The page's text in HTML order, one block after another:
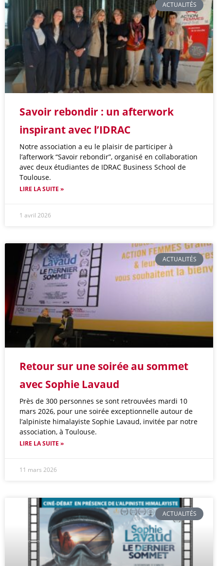
ACTUALITÉS
Savoir rebondir : un afterwork
inspirant avec l’IDRAC
Notre association a eu le plaisir de participer à
l’afterwork “Savoir rebondir”, organisé en collaboration
avec deux étudiantes de IDRAC Business School de
Toulouse.
LIRE LA SUITE »
1 avril 2026
ACTUALITÉS
Retour sur une soirée au sommet
avec Sophie Lavaud
Près de 300 personnes se sont retrouvées mardi 10
mars 2026, pour une soirée exceptionnelle autour de
l’alpiniste himalayiste Sophie Lavaud, invitée par notre
association, à Toulouse.
LIRE LA SUITE »
11 mars 2026
ACTUALITÉS